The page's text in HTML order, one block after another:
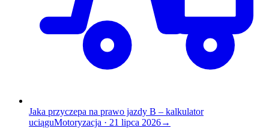
Jaka przyczepa na prawo jazdy B – kalkulator
uciąguMotoryzacja · 21 lipca 2026→